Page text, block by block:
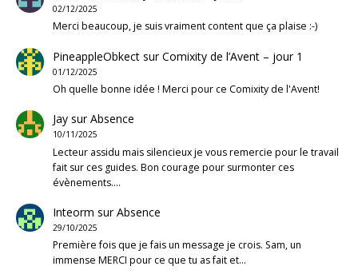
02/12/2025
Merci beaucoup, je suis vraiment content que ça plaise :-)
PineappleObkectsurComixity de l’Avent – jour 1
01/12/2025
Oh quelle bonne idée ! Merci pour ce Comixity de l'Avent!
JaysurAbsence
10/11/2025
Lecteur assidu mais silencieux je vous remercie pour le travail
fait sur ces guides. Bon courage pour surmonter ces
évènements.…
Inteorm surAbsence
29/10/2025
Première fois que je fais un message je crois. Sam, un
immense MERCI pour ce que tu as fait et…